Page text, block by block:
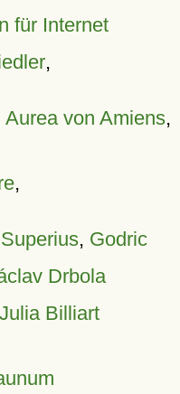
für Internet
,
Aurea von Amiens,
,
, Godric
Drbola
Billiart